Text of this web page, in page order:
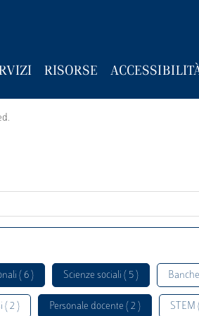
RISORSE
( 6 ) Scienze sociali ( 5 )
( 2 ) Personale docente ( 2 ) STEM